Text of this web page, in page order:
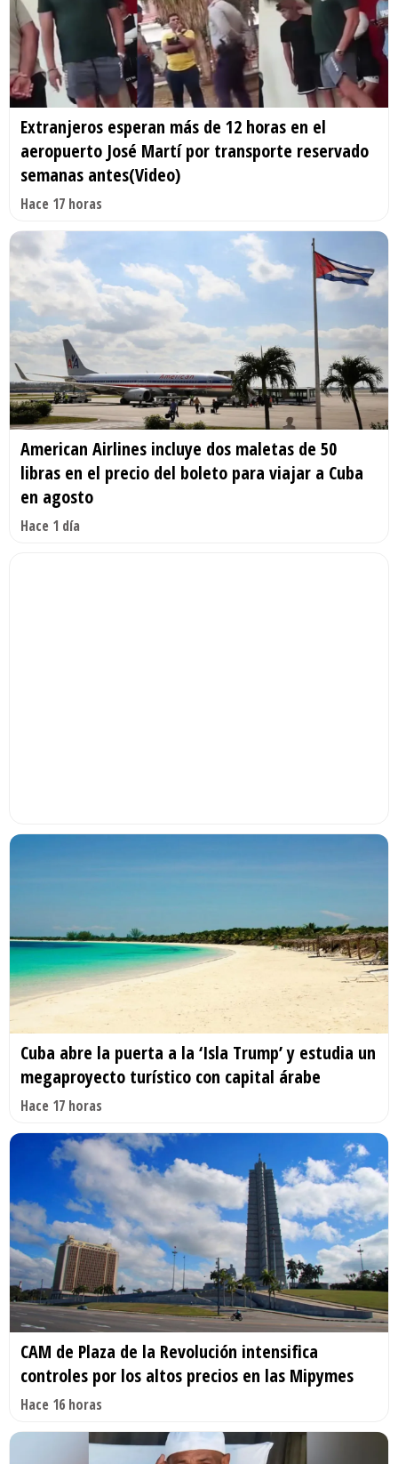
Extranjeros esperan más de 12 horas en el
aeropuerto José Martí por transporte reservado
semanas antes(Video)
Hace 17 horas
American Airlines incluye dos maletas de 50
libras en el precio del boleto para viajar a Cuba
en agosto
Hace 1 día
Cuba abre la puerta a la ‘Isla Trump’ y estudia un
megaproyecto turístico con capital árabe
Hace 17 horas
CAM de Plaza de la Revolución intensifica
controles por los altos precios en las Mipymes
Hace 16 horas